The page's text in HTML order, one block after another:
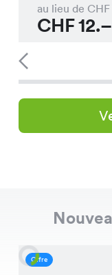
au lieu de CHF
CHF12.–
Offre